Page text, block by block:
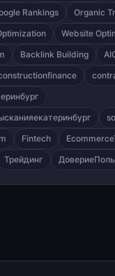
Rankings
Organic
Website
Backlink Building
Fintech
Трейдинг